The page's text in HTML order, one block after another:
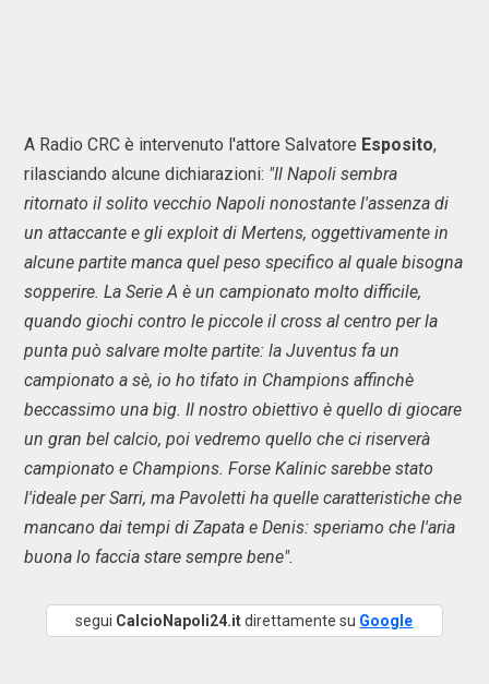
A Radio CRC è intervenuto l'attore Salvatore Esposito,
rilasciando alcune dichiarazioni: "Il Napoli sembra
ritornato il solito vecchio Napoli nonostante l'assenza di
un attaccante e gli exploit di Mertens, oggettivamente in
alcune partite manca quel peso specifico al quale bisogna
sopperire. La Serie A è un campionato molto difficile,
quando giochi contro le piccole il cross al centro per la
punta può salvare molte partite: la Juventus fa un
campionato a sè, io ho tifato in Champions affinchè
beccassimo una big. Il nostro obiettivo è quello di giocare
un gran bel calcio, poi vedremo quello che ci riserverà
campionato e Champions. Forse Kalinic sarebbe stato
l'ideale per Sarri, ma Pavoletti ha quelle caratteristiche che
mancano dai tempi di Zapata e Denis: speriamo che l'aria
buona lo faccia stare sempre bene".
segui CalcioNapoli24.itdirettamente su Google